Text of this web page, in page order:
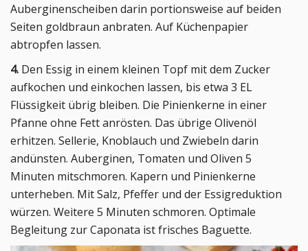
Auberginenscheiben darin portionsweise auf beiden
Seiten goldbraun anbraten. Auf Küchenpapier
abtropfen lassen.
4. Den Essig in einem kleinen Topf mit dem Zucker
aufkochen und einkochen lassen, bis etwa 3 EL
Flüssigkeit übrig bleiben. Die Pinienkerne in einer
Pfanne ohne Fett anrösten. Das übrige Olivenöl
erhitzen. Sellerie, Knoblauch und Zwiebeln darin
andünsten. Auberginen, Tomaten und Oliven 5
Minuten mitschmoren. Kapern und Pinienkerne
unterheben. Mit Salz, Pfeffer und der Essigreduktion
würzen. Weitere 5 Minuten schmoren. Optimale
Begleitung zur Caponata ist frisches Baguette.